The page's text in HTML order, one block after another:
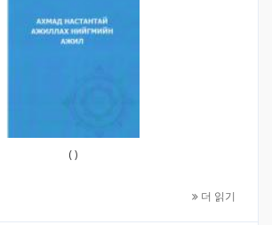
( )
더 읽기